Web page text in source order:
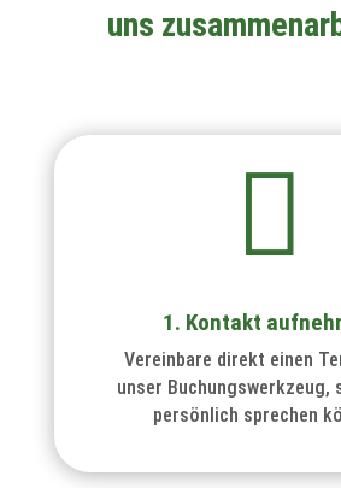
uns

1. Kontakt
Vereinbare direkt einen
unser Buchungswerkzeug,
persönlich sprechen